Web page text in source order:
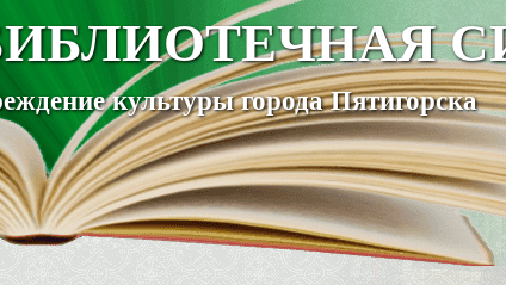
культуры города Пятигорска